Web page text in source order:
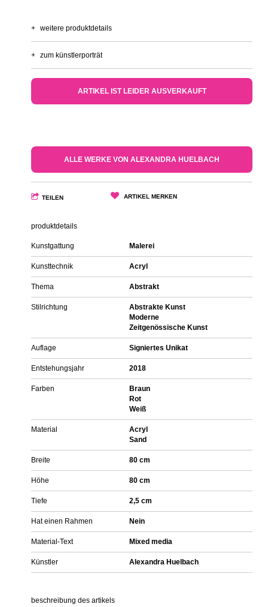
+ weitere produktdetails
+ zum künstlerporträt
ARTIKEL IST LEIDER AUSVERKAUFT
ALLE WERKE VON ALEXANDRA HUELBACH
TEILEN ARTIKEL MERKEN
produktdetails
Kunstgattung Malerei
Kunsttechnik Acryl
Thema Abstrakt
Stilrichtung
Abstrakte Kunst
Moderne
Zeitgenössische Kunst
Auflage Signiertes Unikat
Entstehungsjahr 2018
Farben
Braun
Rot
Weiß
Material
Acryl
Sand
Breite 80 cm
Höhe 80 cm
Tiefe 2,5 cm
Hat einen Rahmen Nein
Material-Text Mixed media
Künstler Alexandra Huelbach
beschreibung des artikels